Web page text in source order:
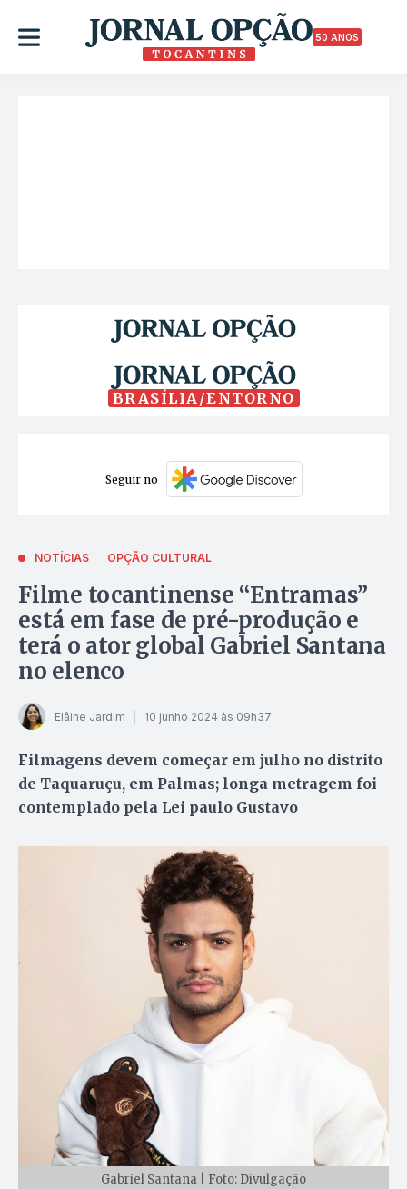
50 ANOS
BRASÍLIA/ENTORNO
Seguir no
NOTÍCIAS OPÇÃO CULTURAL
Filme tocantinense “Entramas”
está em fase de pré-produção e
terá o ator global Gabriel Santana
no elenco
Elâine Jardim 10 junho 2024 às 09h37
Filmagens devem começar em julho no distrito
de Taquaruçu, em Palmas; longa metragem foi
contemplado pela Lei paulo Gustavo
Gabriel Santana | Foto: Divulgação